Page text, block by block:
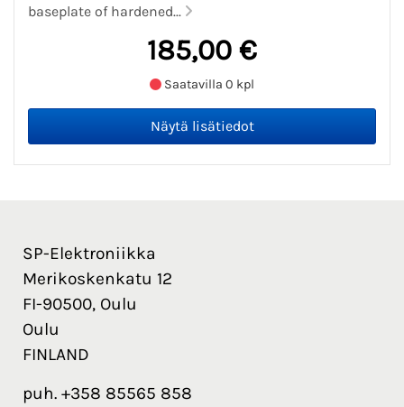
baseplate of hardened...
185,00 €
Saatavilla 0 kpl
SP-Elektroniikka
Merikoskenkatu 12
FI-90500, Oulu
Oulu
FINLAND
puh. +358 85565 858